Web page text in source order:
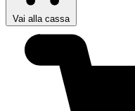
Vai alla cassa